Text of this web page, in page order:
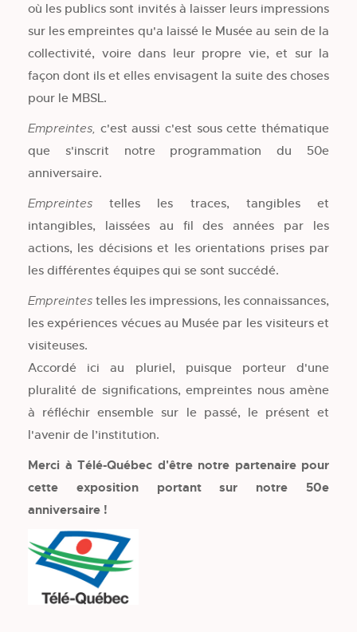
où les publics sont invités à laisser leurs impressions
sur les empreintes qu'a laissé le Musée au sein de la
collectivité, voire dans leur propre vie, et sur la
façon dont ils et elles envisagent la suite des choses
pour le MBSL.
Empreintes, c'est aussi c'est sous cette thématique
que s'inscrit notre programmation du 50e
anniversaire.
Empreintes telles les traces, tangibles et
intangibles, laissées au fil des années par les
actions, les décisions et les orientations prises par
les différentes équipes qui se sont succédé.
Empreintes telles les impressions, les connaissances,
les expériences vécues au Musée par les visiteurs et
visiteuses.
Accordé ici au pluriel, puisque porteur d'une
pluralité de significations, empreintes nous amène
à réfléchir ensemble sur le passé, le présent et
l'avenir de l’institution.
Merci à Télé-Québec d'être notre partenaire pour
cette exposition portant sur notre 50e
anniversaire !